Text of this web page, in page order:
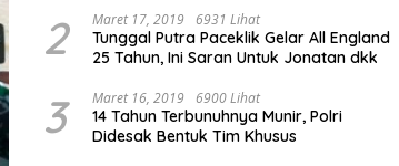
2 Maret 17, 2019 6931 Lihat
Tunggal Putra Paceklik Gelar All England
25 Tahun, Ini Saran Untuk Jonatan dkk
3 Maret 16, 2019 6900 Lihat
14 Tahun Terbunuhnya Munir, Polri
Didesak Bentuk Tim Khusus